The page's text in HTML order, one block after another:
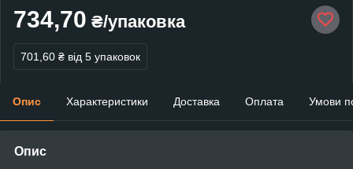
734,70 ₴/упаковка
701,60 ₴ від 5 упаковок
Опис Характеристики Доставка Оплата Умови
Опис